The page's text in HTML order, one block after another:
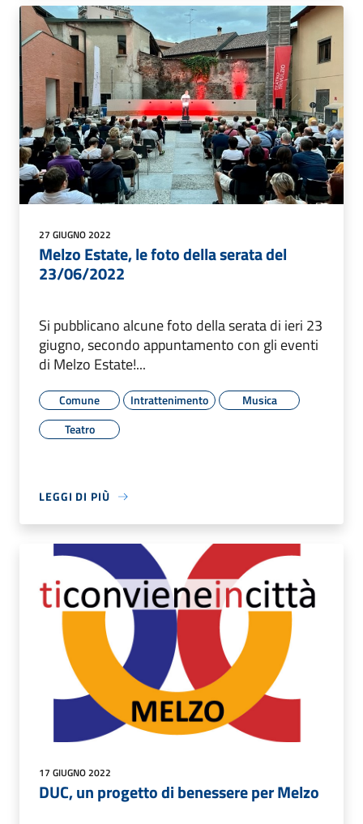
27 GIUGNO 2022
Melzo Estate, le foto della serata del
23/06/2022
Si pubblicano alcune foto della serata di ieri 23
giugno, secondo appuntamento con gli eventi
di Melzo Estate!...
Comune Intrattenimento
Musica
Teatro
LEGGI DI PIÙ
17 GIUGNO 2022
DUC, un progetto di benessere per Melzo